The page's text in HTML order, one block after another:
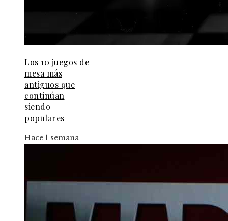
Los 10 juegos de
mesa más
antiguos que
continúan
siendo
populares
Hace 1 semana